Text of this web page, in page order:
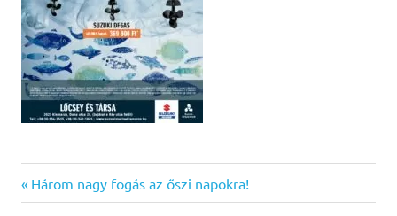
Bejegyzés
Previous
Post:
Három nagy fogás az őszi napokra!